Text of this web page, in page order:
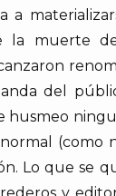
a
la muerte
del
husmeo
(como
Lo que se